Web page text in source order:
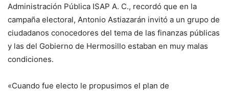
Administración Pública ISAP A. C., recordó que en la
campaña electoral, Antonio Astiazarán invitó a un grupo de
ciudadanos conocedores del tema de las finanzas públicas
y las del Gobierno de Hermosillo estaban en muy malas
condiciones.
«Cuando fue electo le propusimos el plan de